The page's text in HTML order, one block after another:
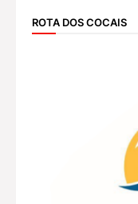
ROTA DOS COCAIS